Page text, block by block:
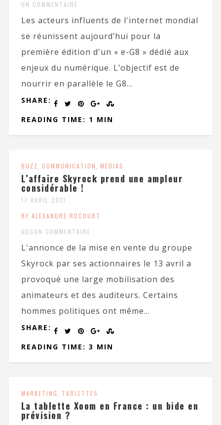
UN COMMENTAIRE
Les acteurs influents de l'internet mondial
se réunissent aujourd’hui pour la
première édition d'un « e-G8 » dédié aux
enjeux du numérique. L’objectif est de
nourrir en parallèle le G8...
SHARE:
READING TIME: 1 MIN
BUZZ, COMMUNICATION, MÉDIAS
L’affaire Skyrock prend une ampleur
considérable !
17 AVRIL 2011
BY ALEXANDRE ROCOURT
AUCUN COMMENTAIRE
L'annonce de la mise en vente du groupe
Skyrock par ses actionnaires le 13 avril a
provoqué une large mobilisation des
animateurs et des auditeurs. Certains
hommes politiques ont même...
SHARE:
READING TIME: 3 MIN
MARKETING, TABLETTES
La tablette Xoom en France : un bide en
prévision ?